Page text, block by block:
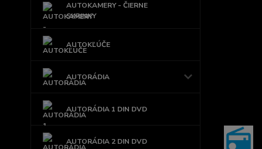
AUTOKAMERY - ČIERNE
SKRINKY
AUTOKĽÚČE
AUTORÁDIA
AUTORÁDIA 1 DIN DVD
AUTORÁDIA 2 DIN DVD